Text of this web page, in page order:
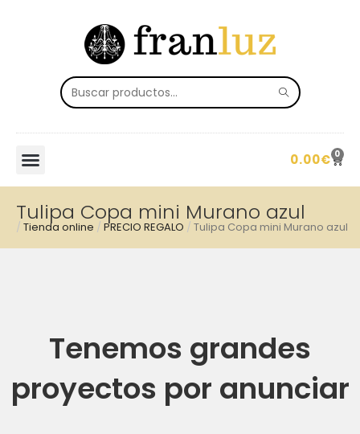
0.00€ 0
Tulipa Copa mini Murano azul
/ Tienda online / PRECIO REGALO / Tulipa Copa mini Murano azul
Tenemos grandes
proyectos por anunciar